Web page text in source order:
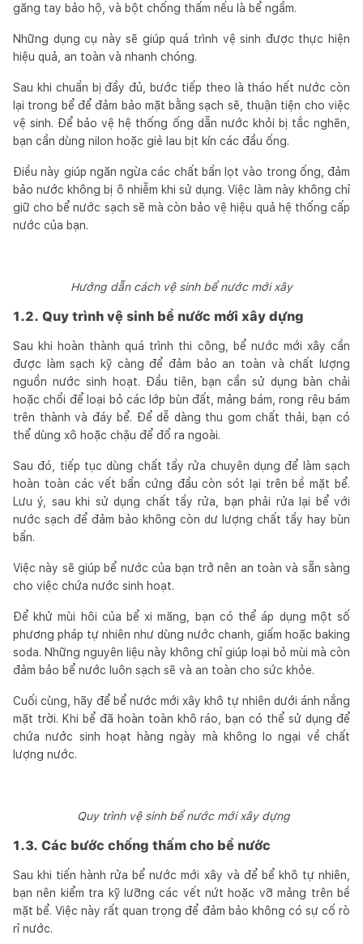
găng tay bảo hộ, và bột chống thấm nếu là bể ngầm.
Những dụng cụ này sẽ giúp quá trình vệ sinh được thực hiện
hiệu quả, an toàn và nhanh chóng.
Sau khi chuẩn bị đầy đủ, bước tiếp theo là tháo hết nước còn
lại trong bể để đảm bảo mặt bằng sạch sẽ, thuận tiện cho việc
vệ sinh. Để bảo vệ hệ thống ống dẫn nước khỏi bị tắc nghẽn,
bạn cần dùng nilon hoặc giẻ lau bịt kín các đầu ống.
Điều này giúp ngăn ngừa các chất bẩn lọt vào trong ống, đảm
bảo nước không bị ô nhiễm khi sử dụng. Việc làm này không chỉ
giữ cho bể nước sạch sẽ mà còn bảo vệ hiệu quả hệ thống cấp
nước của bạn.
Hướng dẫn cách vệ sinh bể nước mới xây
1.2. Quy trình vệ sinh bể nước mới xây dựng
Sau khi hoàn thành quá trình thi công, bể nước mới xây cần
được làm sạch kỹ càng để đảm bảo an toàn và chất lượng
nguồn nước sinh hoạt. Đầu tiên, bạn cần sử dụng bàn chải
hoặc chổi để loại bỏ các lớp bùn đất, mảng bám, rong rêu bám
trên thành và đáy bể. Để dễ dàng thu gom chất thải, bạn có
thể dùng xô hoặc chậu để đổ ra ngoài.
Sau đó, tiếp tục dùng chất tẩy rửa chuyên dụng để làm sạch
hoàn toàn các vết bẩn cứng đầu còn sót lại trên bề mặt bể.
Lưu ý, sau khi sử dụng chất tẩy rửa, bạn phải rửa lại bể với
nước sạch để đảm bảo không còn dư lượng chất tẩy hay bùn
bẩn.
Việc này sẽ giúp bể nước của bạn trở nên an toàn và sẵn sàng
cho việc chứa nước sinh hoạt.
Để khử mùi hôi của bể xi măng, bạn có thể áp dụng một số
phương pháp tự nhiên như dùng nước chanh, giấm hoặc baking
soda. Những nguyên liệu này không chỉ giúp loại bỏ mùi mà còn
đảm bảo bể nước luôn sạch sẽ và an toàn cho sức khỏe.
Cuối cùng, hãy để bể nước mới xây khô tự nhiên dưới ánh nắng
mặt trời. Khi bể đã hoàn toàn khô ráo, bạn có thể sử dụng để
chứa nước sinh hoạt hàng ngày mà không lo ngại về chất
lượng nước.
Quy trình vệ sinh bể nước mới xây dựng
1.3. Các bước chống thấm cho bể nước
Sau khi tiến hành rửa bể nước mới xây và để bể khô tự nhiên,
bạn nên kiểm tra kỹ lưỡng các vết nứt hoặc vỡ mảng trên bề
mặt bể. Việc này rất quan trọng để đảm bảo không có sự cố rò
rỉ nước.